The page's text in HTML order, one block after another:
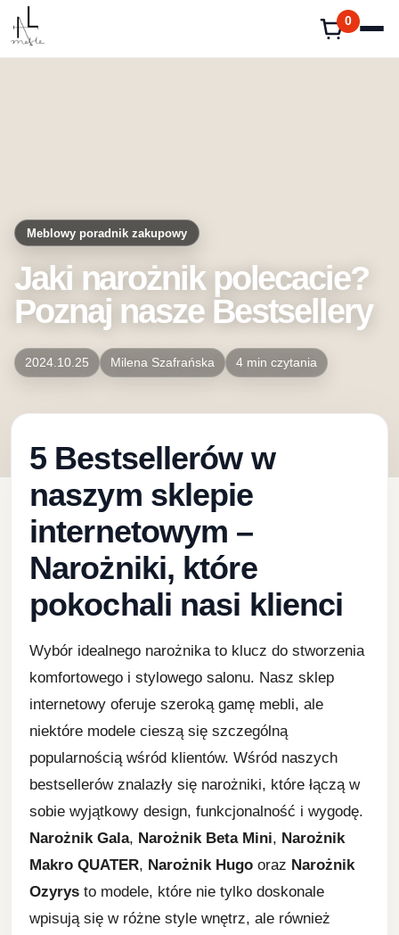
Przejdź
treści
0
Meblowy poradnik zakupowy
Jaki narożnik polecacie?
Poznaj nasze Bestsellery
2024.10.25 Milena Szafrańska 4 min czytania
5 Bestsellerów w
naszym sklepie
internetowym –
Narożniki, które
pokochali nasi klienci
Wybór idealnego narożnika to klucz do stworzenia
komfortowego i stylowego salonu. Nasz sklep
internetowy oferuje szeroką gamę mebli, ale
niektóre modele cieszą się szczególną
popularnością wśród klientów. Wśród naszych
bestsellerów znalazły się narożniki, które łączą w
sobie wyjątkowy design, funkcjonalność i wygodę.
Narożnik Gala, Narożnik Beta Mini, Narożnik
Makro QUATER, Narożnik Hugo oraz Narożnik
Ozyrys to modele, które nie tylko doskonale
wpisują się w różne style wnętrz, ale również